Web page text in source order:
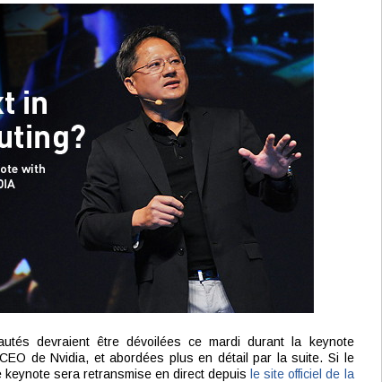
devraient être dévoilées ce mardi durant la keynote
de Nvidia, et abordées plus en détail par la suite. Si le
sera retransmise en direct depuis le site officiel de la